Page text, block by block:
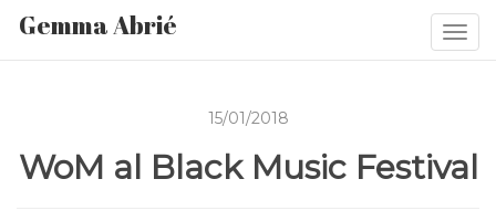
Gemma Abrié
15/01/2018
WoM al Black Music Festival